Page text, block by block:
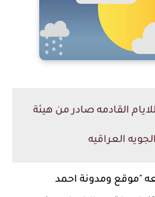
للايام القادمه صادر من هيئة
الجويه العراقيه
"موقع ومدونة احمد